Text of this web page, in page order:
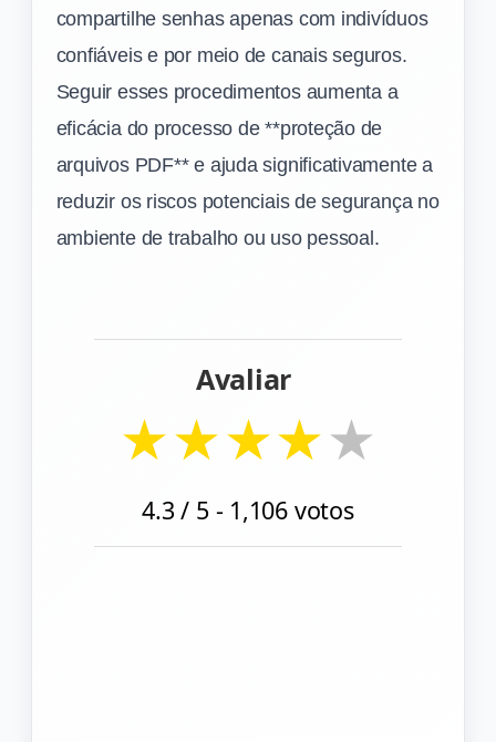
compartilhe senhas apenas com indivíduos
confiáveis e por meio de canais seguros.
Seguir esses procedimentos aumenta a
eficácia do processo de **proteção de
arquivos PDF** e ajuda significativamente a
reduzir os riscos potenciais de segurança no
ambiente de trabalho ou uso pessoal.
Avaliar
★★★★★
4.3 / 5 - 1,106 votos